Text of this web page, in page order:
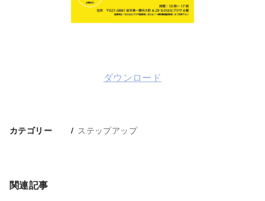
ダウンロード
カテゴリー ステップアップ
関連記事